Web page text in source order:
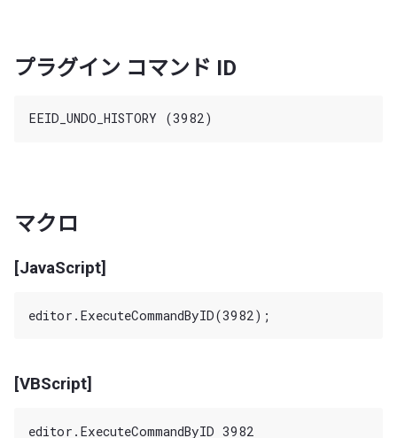
プラグイン コマンド ID
マクロ
[JavaScript]
[VBScript]